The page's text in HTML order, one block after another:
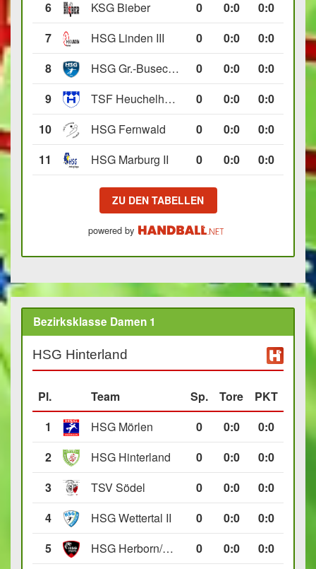
6 KSG Bieber 0 0:0
0:0
7
HSG Linden III 0 0:0
0:0
8
HSG Gr.-Buseck/Beuern II 0 0:0
0:0
9
TSF Heuchelheim II 0 0:0
0:0
10
HSG Fernwald 0 0:0
0:0
11
HSG Marburg II 0 0:0 0:0
ZU DEN TABELLEN
powered by
Bezirksklasse Damen 1
HSG Hinterland
Pl. Team Sp. Tore
PKT
1
HSG Mörlen 0 0:0
0:0
2
HSG Hinterland 0 0:0
0:0
3
TSV Södel 0 0:0
0:0
4
HSG Wettertal II 0 0:0
0:0
5
HSG Herborn/Seelbach 0 0:0
0:0